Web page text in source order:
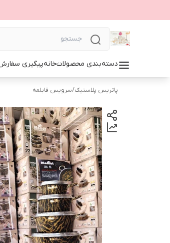
دسته‌بندی محصولاتخانهپیگیری
پاتریس پلاستیک/سرویس قابلمه